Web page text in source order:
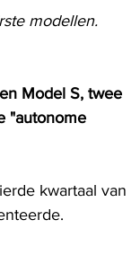
modellen.
Model S, twee
"autonome
kwartaal van